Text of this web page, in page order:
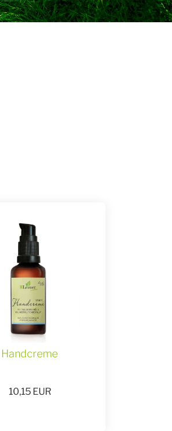
Handcreme
10,15 EUR